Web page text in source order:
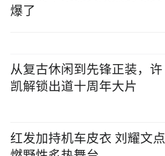
爆了
从复古休闲到先锋正装，许
凯解锁出道十周年大片
红发加持机车皮衣 刘耀文点